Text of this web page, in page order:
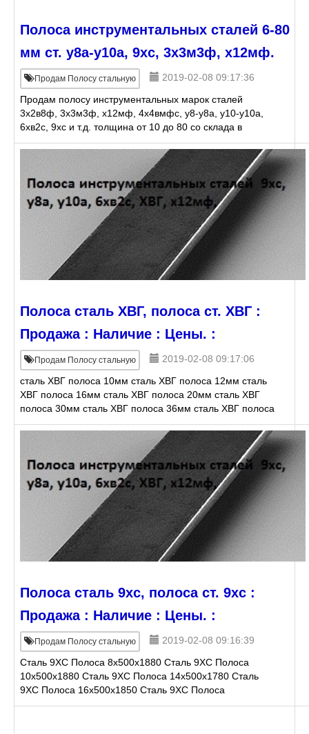
Полоса инструментальных сталей 6-80
мм ст. у8а-у10а, 9хс, 3х3м3ф, х12мф.
Продам Полосу стальную
2019-02-08 09:17:36
Продам полосу инструментальных марок сталей
3х2в8ф, 3х3м3ф, х12мф, 4х4вмфс, у8-у8а, у10-у10а,
6хв2с, 9хс и т.д. толщина от 10 до 80 со склада в
Екатеринбурге.
Полоса сталь ХВГ, полоса ст. ХВГ :
Продажа : Наличие : Цены. :
Продам Полосу стальную
2019-02-08 09:17:06
сталь ХВГ полоса 10мм сталь ХВГ полоса 12мм сталь
ХВГ полоса 16мм сталь ХВГ полоса 20мм сталь ХВГ
полоса 30мм сталь ХВГ полоса 36мм сталь ХВГ полоса
40мм сталь ХВГ полоса 45мм сталь ХВГ полоса
Полоса сталь 9хс, полоса ст. 9хс :
Продажа : Наличие : Цены. :
Продам Полосу стальную
2019-02-08 09:16:39
Сталь 9ХС Полоса 8х500х1880 Сталь 9ХС Полоса
10х500х1880 Сталь 9ХС Полоса 14х500х1780 Сталь
9ХС Полоса 16х500х1850 Сталь 9ХС Полоса
20х500х1870 Сталь 9ХС Полоса